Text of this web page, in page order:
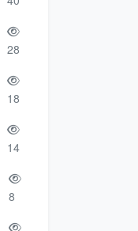
28
18
14
8